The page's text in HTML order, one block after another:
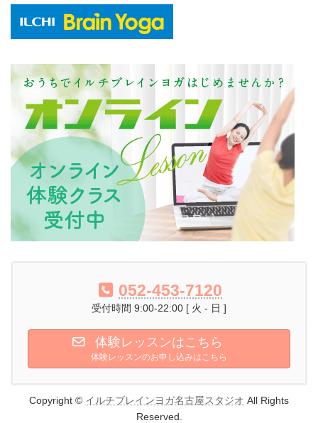
052-453-7120
受付時間 9:00-22:00 [ 火 - 日 ]
体験レッスンはこちら
体験レッスンのお申し込みはこちら
Copyright © イルチブレインヨガ名古屋スタジオ All Rights
Reserved.